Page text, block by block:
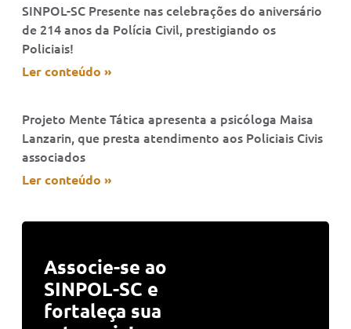
SINPOL-SC Presente nas celebrações do aniversário
de 214 anos da Polícia Civil, prestigiando os
Policiais!
Ler conteúdo »
Projeto Mente Tática apresenta a psicóloga Maisa
Lanzarin, que presta atendimento aos Policiais Civis
associados
Ler conteúdo »
Associe-se ao
SINPOL-SC e
fortaleça sua